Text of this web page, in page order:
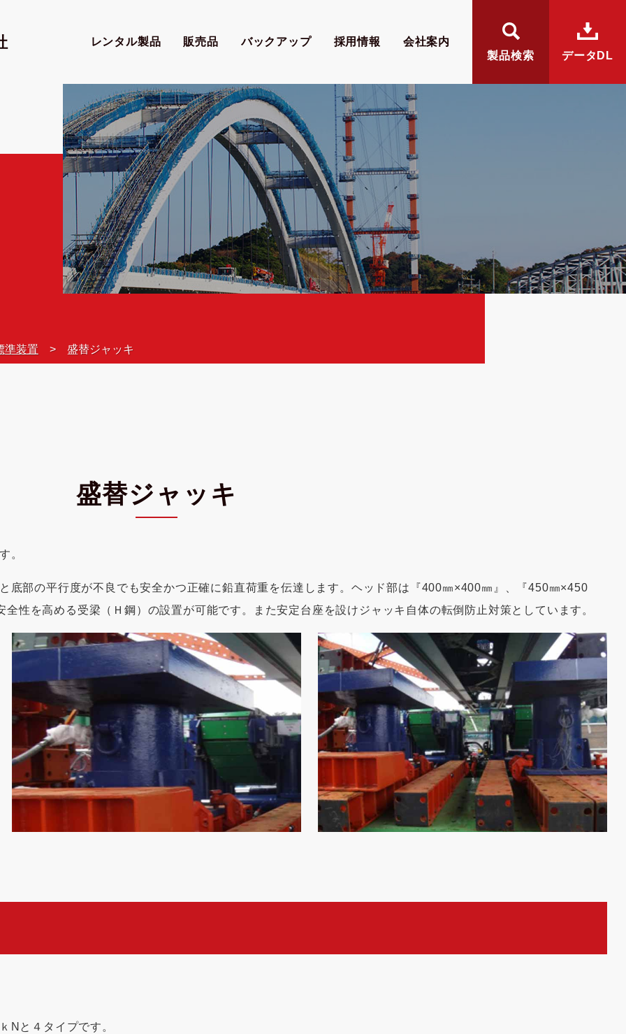
レンタル製品 販売品 バックアップ 採用情報
会社案内
製品検索
データDL
準装置 盛替ジャッキ
盛替ジャッキ
。
底部の平行度が不良でも安全かつ正確に鉛直荷重を伝達します。ヘッド部は『400㎜×400㎜』、『450㎜×450
性を高める受梁（Ｈ鋼）の設置が可能です。また安定台座を設けジャッキ自体の転倒防止対策としています。
Nと４タイプです。